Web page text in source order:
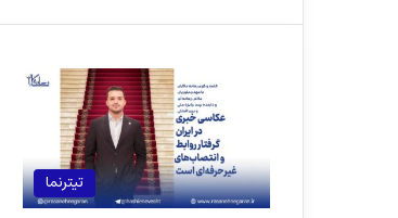
تیترنما